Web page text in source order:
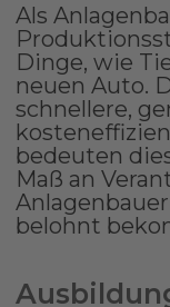
Als
Dinge, wie
neuen Auto.
schnellere,
bedeuten
Maß an
belohnt